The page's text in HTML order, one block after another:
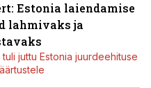
Estonia laiendamise
lahmivaks ja
juttu Estonia juurdeehituse